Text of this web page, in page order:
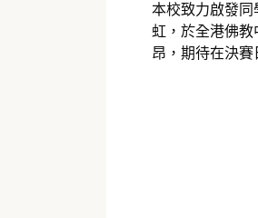
本校致力啟發同
虹，於全港佛
昂，期待在決賽